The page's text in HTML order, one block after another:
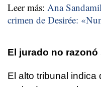
Leer más: Ana
crimen de Desirée:
El jurado no
El alto tribunal indica